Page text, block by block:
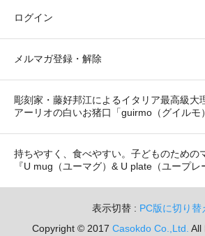
ログイン
メルマガ登録・解除
彫刻家・藤好邦江によるイタリア最高級大
アーリオの白いお猪口「guirmo（グイルモ
持ちやすく、食べやすい。子どものための
『U mug（ユーマグ）& U plate（ユープレ
表示切替 : PC版に切り替
Copyright © 2017 Casokdo Co.,Ltd. All